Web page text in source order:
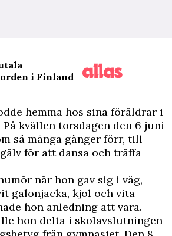
i Finland
hemma hos sina föräldrar i
På kvällen torsdagen den 6 juni
så många gånger förr, till
för att dansa och träffa
när hon gav sig i väg,
galonjacka, kjol och vita
hon anledning att vara.
hon delta i skolavslutningen